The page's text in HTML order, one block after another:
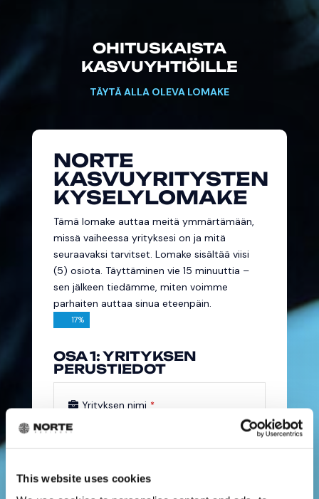
This website uses cookies
OHITUSKAISTA
KASVUYHTIÖILLE
TÄYTÄ ALLA OLEVA LOMAKE
NORTE
KASVUYRITYSTEN
KYSELYLOMAKE
Tämä lomake auttaa meitä ymmärtämään,
missä vaiheessa yrityksesi on ja mitä
seuraavaksi tarvitset. Lomake sisältää viisi
(5) osiota. Täyttäminen vie 15 minuuttia –
sen jälkeen tiedämme, miten voimme
parhaiten auttaa sinua eteenpäin.
17%
OSA 1: YRITYKSEN
PERUSTIEDOT
Yrityksen nimi *